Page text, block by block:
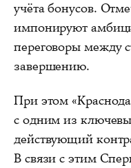
учёта бонусов.
импонируют
переговоры между
завершению.
При этом
с одним из
действующий
В связи с этим